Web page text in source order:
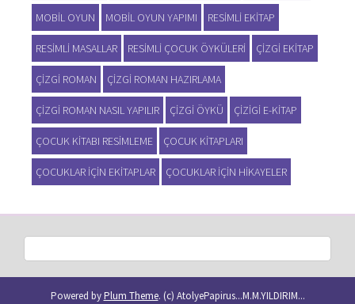
MOBIL OYUN MOBIL OYUN YAPIMI RESIMLI EKITAP
RESIMLI MASALLAR RESIMLI ÇOCUK ÖYKÜLERI ÇIZGI EKITAP
ÇIZGI ROMAN ÇIZGI ROMAN HAZIRLAMA
ÇIZGI ROMAN NASIL YAPILIR ÇIZGI ÖYKÜ ÇIZIGI E-KITAP
ÇOCUK KITABI RESIMLEME ÇOCUK KITAPLARI
ÇOCUKLAR IÇIN EKITAPLAR ÇOCUKLAR IÇIN HIKAYELER
Powered byPlum Theme. (c) AtolyePapirus...M.M.YILDIRIM...